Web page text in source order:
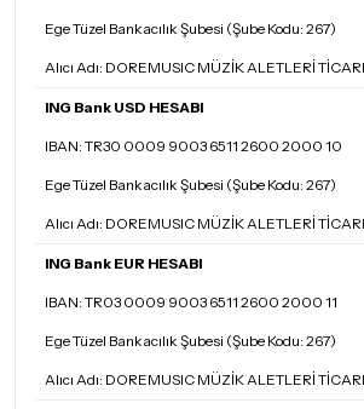
Ege Tüzel Bankacılık Şubesi (Şube Kodu: 267)
Alıcı Adı: DOREMUSIC MÜZİK ALETLERİ
ING Bank USD HESABI
IBAN: TR30 0009 9003 6511 2600 2000 10
Ege Tüzel Bankacılık Şubesi (Şube Kodu: 267)
Alıcı Adı: DOREMUSIC MÜZİK ALETLERİ
ING Bank EUR HESABI
IBAN: TR03 0009 9003 6511 2600 2000 11
Ege Tüzel Bankacılık Şubesi (Şube Kodu: 267)
Alıcı Adı: DOREMUSIC MÜZİK ALETLERİ